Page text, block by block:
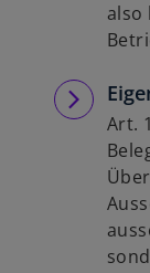
also
Art.